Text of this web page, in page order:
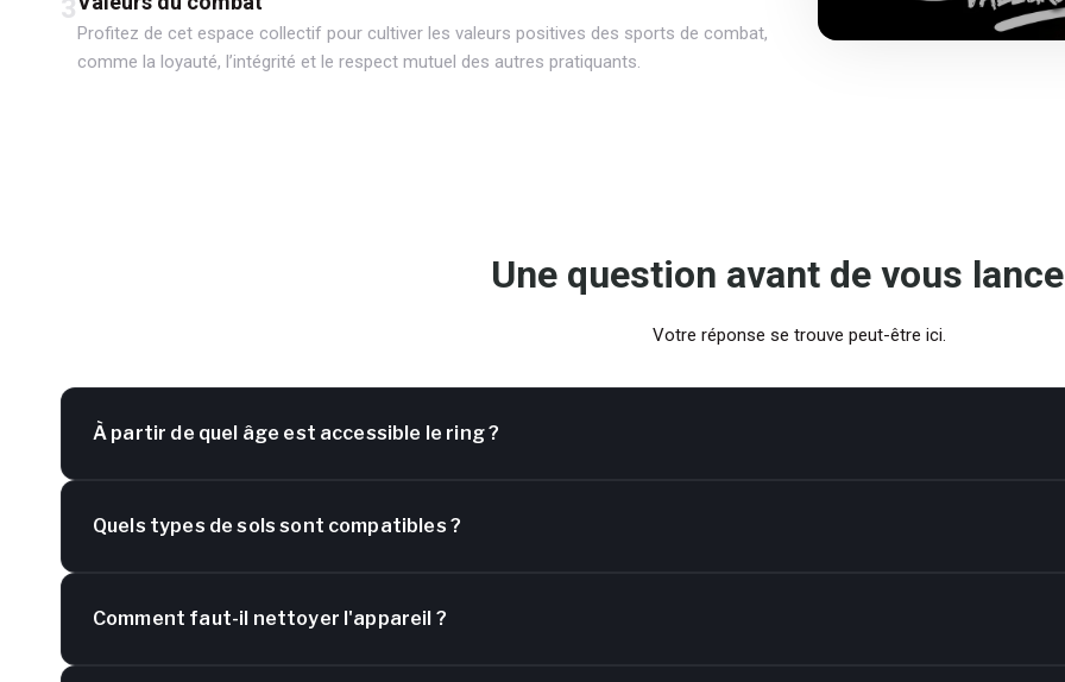
3
Profitez de cet espace collectif pour cultiver les valeurs positives des sports de combat,
comme la loyauté, l’intégrité et le respect mutuel des autres pratiquants.
Une question avant de vous
Votre réponse se trouve peut-être ici.
À partir de quel âge est accessible le ring ?
Quels types de sols sont compatibles ?
Comment faut-il nettoyer l'appareil ?